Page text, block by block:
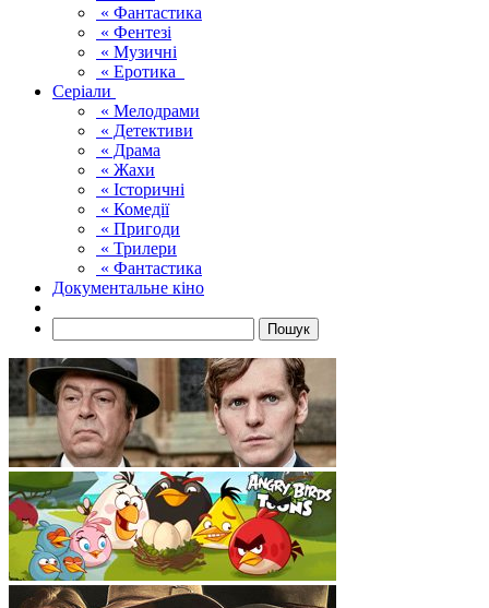
« Фантастика
« Фентезі
« Музичні
« Еротика
Серіали
« Мелодрами
« Детективи
« Драма
« Жахи
« Історичні
« Комедії
« Пригоди
« Трилери
« Фантастика
Документальне кіно
Пошук